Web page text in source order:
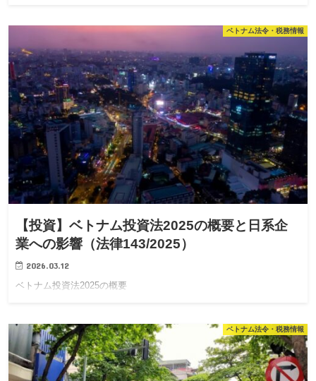
ベトナム法令・税務情報
【投資】ベトナム投資法2025の概要と日系企
業への影響（法律143/2025）
2026.03.12
ベトナム投資法2025の概要
ベトナム法令・税務情報